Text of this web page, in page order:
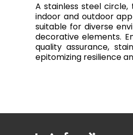
A stainless steel
indoor and outdoor
suitable for diverse
decorative elements.
quality assurance,
epitomizing resilience